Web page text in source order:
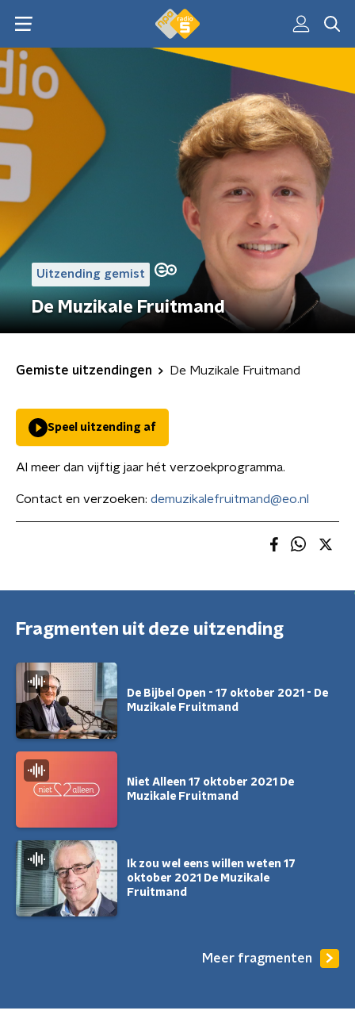
Uitzending gemist
De Muzikale Fruitmand
Gemiste uitzendingen De Muzikale Fruitmand
Speel uitzending af
Al meer dan vijftig jaar hét verzoekprogramma.
Contact en verzoeken: demuzikalefruitmand@eo.nl
Fragmenten uit deze uitzending
De Bijbel Open - 17 oktober 2021 - De
Muzikale Fruitmand
Niet Alleen 17 oktober 2021 De
Muzikale Fruitmand
Ik zou wel eens willen weten 17
oktober 2021 De Muzikale
Fruitmand
Meer fragmenten